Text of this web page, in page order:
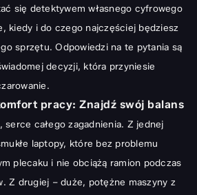
i ich zastosowania
13 cali): Mobilność w każdym calu
15.6 cala): Złoty środek dla wielu
rozmiaru: Wymiary, waga i
laptopa?
bohater mobilności
i stacje dokujące
się detektywem własnego cyfrowego
kiedy i do czego najczęściej będziesz
sprzętu. Odpowiedzi na te pytania są
decyzji, która przyniesie
pracy: Znajdź swój balans
serce całego zagadnienia. Z jednej
laptopy, które bez problemu
plecaku i nie obciążą ramion podczas
Z drugiej – duże, potężne maszyny z